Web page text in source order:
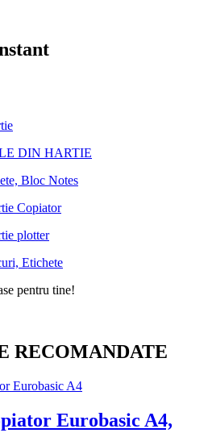
DIN HARTIE
Bloc Notes
Copiator
plotter
Etichete
pentru tine!
RECOMANDATE
Eurobasic A4,